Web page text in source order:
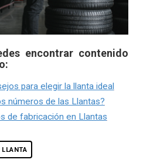
encontrar contenido
para elegir la llanta ideal
números de las Llantas?
de fabricación en Llantas